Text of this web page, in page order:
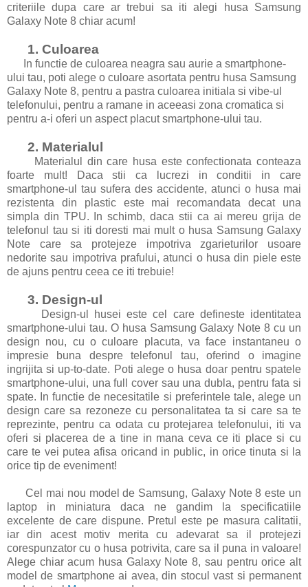
criteriile dupa care ar trebui sa iti alegi husa Samsung
Galaxy Note 8 chiar acum!
1. Culoarea
In functie de culoarea neagra sau aurie a smartphone-
ului tau, poti alege o culoare asortata pentru husa Samsung
Galaxy Note 8, pentru a pastra culoarea initiala si vibe-ul
telefonului, pentru a ramane in aceeasi zona cromatica si
pentru a-i oferi un aspect placut smartphone-ului tau.
2. Materialul
Materialul din care husa este confectionata conteaza
foarte mult! Daca stii ca lucrezi in conditii in care
smartphone-ul tau sufera des accidente, atunci o husa mai
rezistenta din plastic este mai recomandata decat una
simpla din TPU. In schimb, daca stii ca ai mereu grija de
telefonul tau si iti doresti mai mult o husa Samsung Galaxy
Note care sa protejeze impotriva zgarieturilor usoare
nedorite sau impotriva prafului, atunci o husa din piele este
de ajuns pentru ceea ce iti trebuie!
3. Design-ul
Design-ul husei este cel care defineste identitatea
smartphone-ului tau. O husa Samsung Galaxy Note 8 cu un
design nou, cu o culoare placuta, va face instantaneu o
impresie buna despre telefonul tau, oferind o imagine
ingrijita si up-to-date. Poti alege o husa doar pentru spatele
smartphone-ului, una full cover sau una dubla, pentru fata si
spate. In functie de necesitatile si preferintele tale, alege un
design care sa rezoneze cu personalitatea ta si care sa te
reprezinte, pentru ca odata cu protejarea telefonului, iti va
oferi si placerea de a tine in mana ceva ce iti place si cu
care te vei putea afisa oricand in public, in orice tinuta si la
orice tip de eveniment!
Cel mai nou model de Samsung, Galaxy Note 8 este un
laptop in miniatura daca ne gandim la specificatiile
excelente de care dispune. Pretul este pe masura calitatii,
iar din acest motiv merita cu adevarat sa il protejezi
corespunzator cu o husa potrivita, care sa il puna in valoare!
Alege chiar acum husa Galaxy Note 8, sau pentru orice alt
model de smartphone ai avea, din stocul vast si permanent